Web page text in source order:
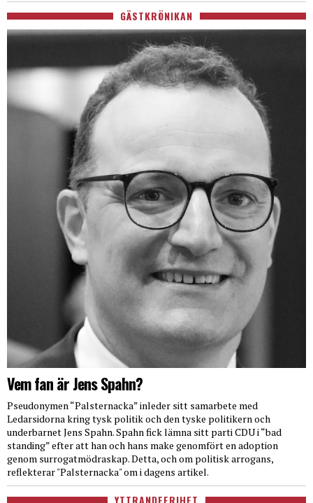
GÄSTKRÖNIKAN
Vem fan är Jens Spahn?
Pseudonymen “Palsternacka” inleder sitt samarbete med
Ledarsidorna kring tysk politik och den tyske politikern och
underbarnet Jens Spahn. Spahn fick lämna sitt parti CDU i “bad
standing” efter att han och hans make genomfört en adoption
genom surrogatmödraskap. Detta, och om politisk arrogans,
reflekterar "Palsternacka" om i dagens artikel.
YTTRANDEFRIHET